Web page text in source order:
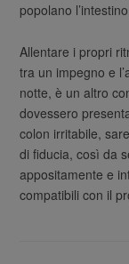
popolano
Allentare i propri
tra un impegno e
notte, è un altro
dovessero
colon irritabile,
di fiducia, così da
appositamente e
compatibili con il